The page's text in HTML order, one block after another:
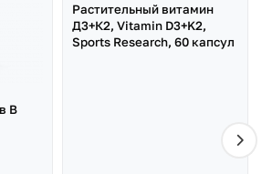
B
Растительный витамин
Д3+К2, Vitamin D3+K2,
Sports Research, 60 капсул